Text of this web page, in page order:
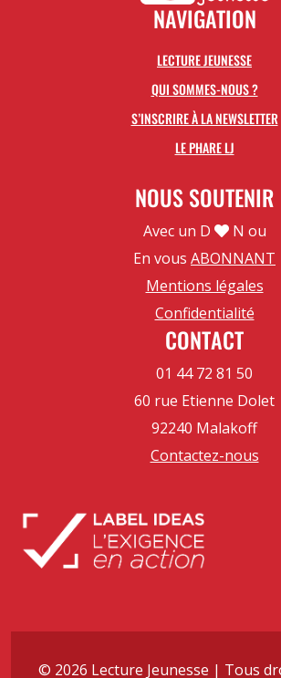
NAVIGATION
LECTURE JEUNESSE
QUI SOMMES-NOUS ?
S’INSCRIRE À LA NEWSLETTER
LE PHARE LJ
NOUS SOUTENIR
Avec un D
N ou
En vous ABONNANT
Mentions légales
Confidentialité
CONTACT
01 44 72 81 50
60 rue Etienne Dolet
92240 Malakoff
Contactez-nous
© 2026 Lecture Jeunesse | Tous